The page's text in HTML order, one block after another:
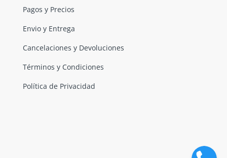
Pagos y Precios
Envio y Entrega
Cancelaciones y Devoluciones
Términos y Condiciones
Política de Privacidad